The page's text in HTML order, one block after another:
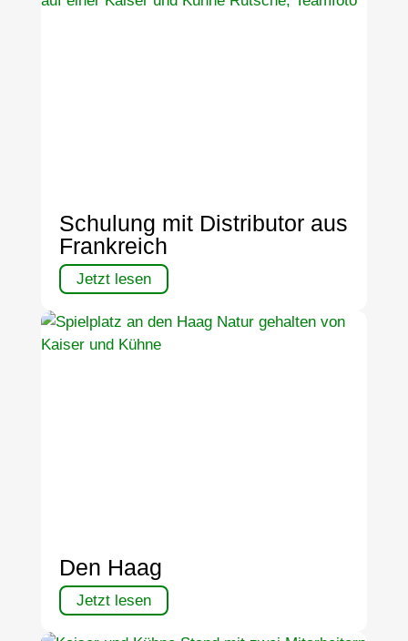
Schulung mit Distributor aus
Frankreich
Jetzt lesen
Den Haag
Jetzt lesen